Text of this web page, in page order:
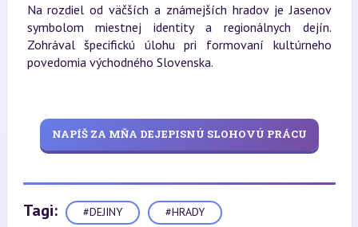
Na rozdiel od väčších a známejších hradov je Jasenov
symbolom miestnej identity a regionálnych dejín.
Zohrával špecifickú úlohu pri formovaní kultúrneho
povedomia východného Slovenska.
NAPÍŠ ZA MŇA DEJEPISNÚ SLOHOVÚ PRÁCU
Tagi: #DEJINY #HRADY